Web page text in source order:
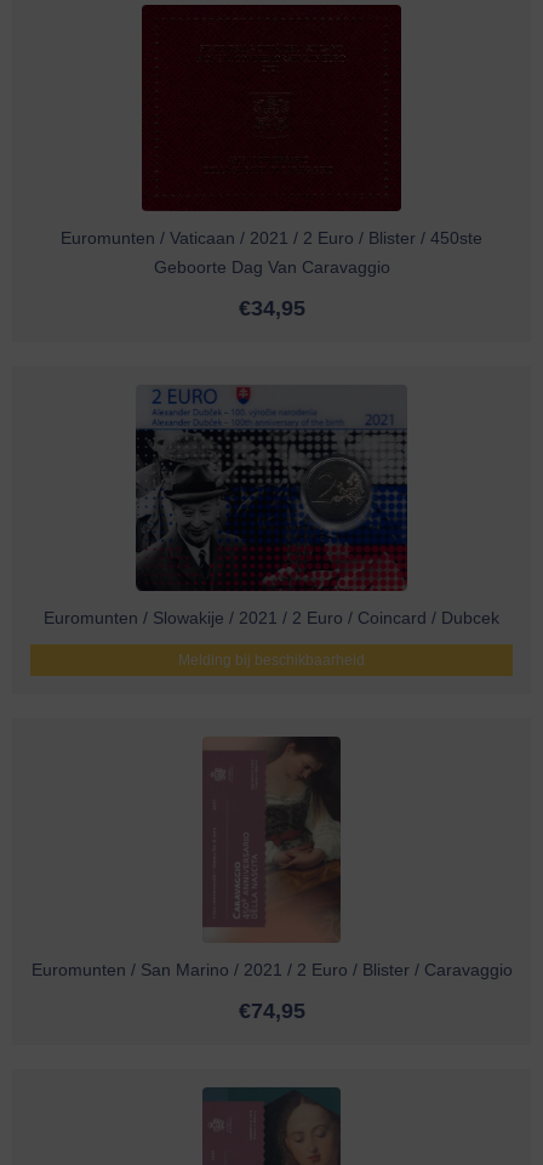
Euromunten / Vaticaan / 2021 / 2 Euro / Blister / 450ste
Geboorte Dag Van Caravaggio
€34,95
Euromunten / Slowakije / 2021 / 2 Euro / Coincard / Dubcek
Melding bij beschikbaarheid
Euromunten / San Marino / 2021 / 2 Euro / Blister / Caravaggio
€74,95